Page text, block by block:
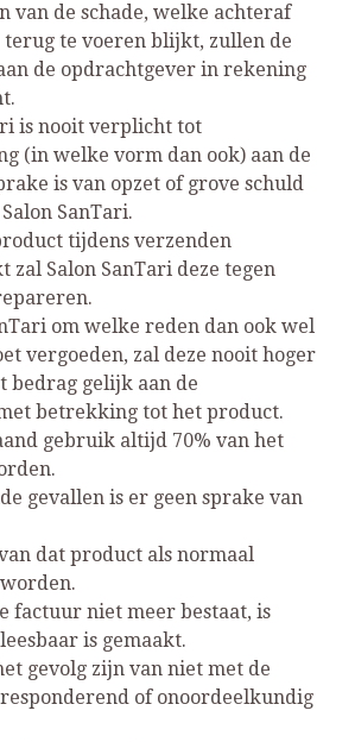
van de schade, welke achteraf
te voeren blijkt, zullen de
de opdrachtgever in rekening
is nooit verplicht tot
(in welke vorm dan ook) aan de
is van opzet of grove schuld
SanTari.
tijdens verzenden
zal Salon SanTari deze tegen
om welke reden dan ook wel
vergoeden, zal deze nooit hoger
bedrag gelijk aan de
betrekking tot het product.
gebruik altijd 70% van het
gevallen is er geen sprake van
dat product als normaal
factuur niet meer bestaat, is
is gemaakt.
gevolg zijn van niet met de
of onoordeelkundig